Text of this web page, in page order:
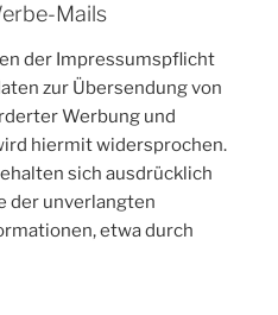
Mails
der Impressumspflicht
zur Übersendung von
Werbung und
hiermit widersprochen.
sich ausdrücklich
der unverlangten
etwa durch